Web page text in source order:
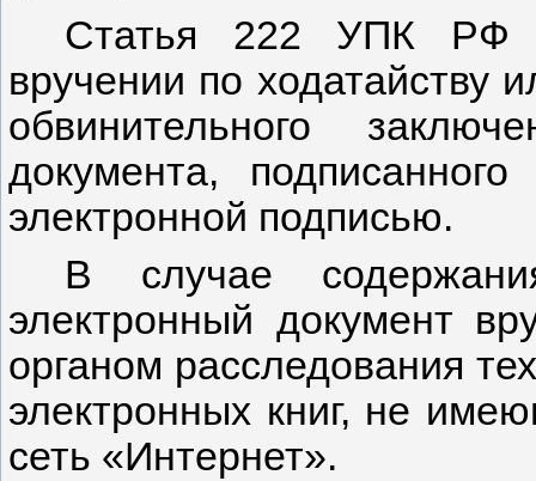
Статья 222 УПК РФ
вручении по ходатайству
обвинительного
документа,
электронной подписью.
В случае
электронный документ
органом расследования
электронных книг, не
сеть «Интернет».